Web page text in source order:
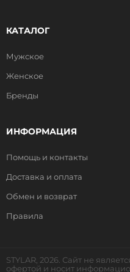
КАТАЛОГ
Мужское
Женское
Бренды
ИНФОРМАЦИЯ
Помощь и контакты
Доставка и оплата
Обмен и возврат
Правила
STYLAR, 2026. Сайт не
офертой и носит